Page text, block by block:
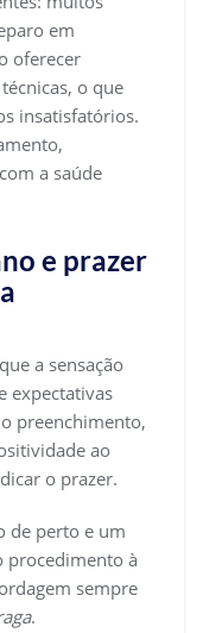
em
oferecer
o que
insatisfatórios.
a saúde
e prazer
a sensação
expectativas
preenchimento,
ao
o prazer.
de perto e um
procedimento à
sempre
.